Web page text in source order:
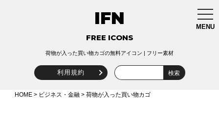
MENU
IFN
FREE ICONS
荷物が入った買い物カゴの無料アイコン | フリー素材
利用規約
HOME > ビジネス・金融 > 荷物が入った買い物カゴ